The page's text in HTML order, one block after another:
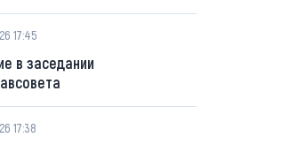
17:45
в заседании
17:38